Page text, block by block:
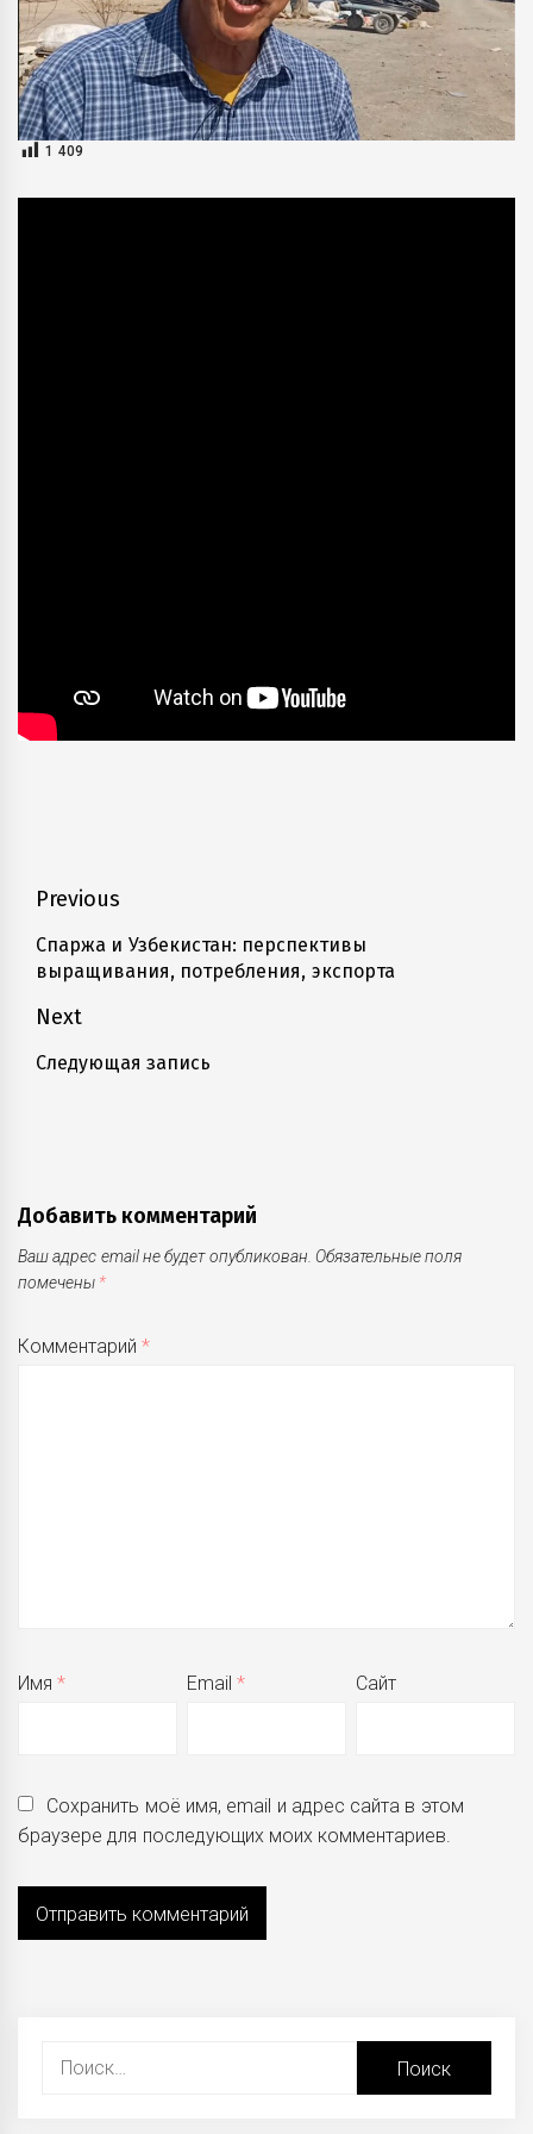
1 409
Навигация
по
записям
Previous
Previous
post:
Спаржа и Узбекистан: перспективы
выращивания, потребления, экспорта
Next
Next
Следующая запись
Добавить комментарий
Ваш адрес email не будет опубликован. Обязательные поля
помечены *
Комментарий*
Имя* Email* Сайт
Сохранить моё имя, email и адрес сайта в этом
браузере для последующих моих комментариев.